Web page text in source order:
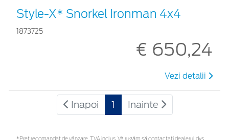
Style-X* Snorkel Ironman 4x4
1873725
€ 650,24
Vezi detalii
Inapoi 1 Inainte